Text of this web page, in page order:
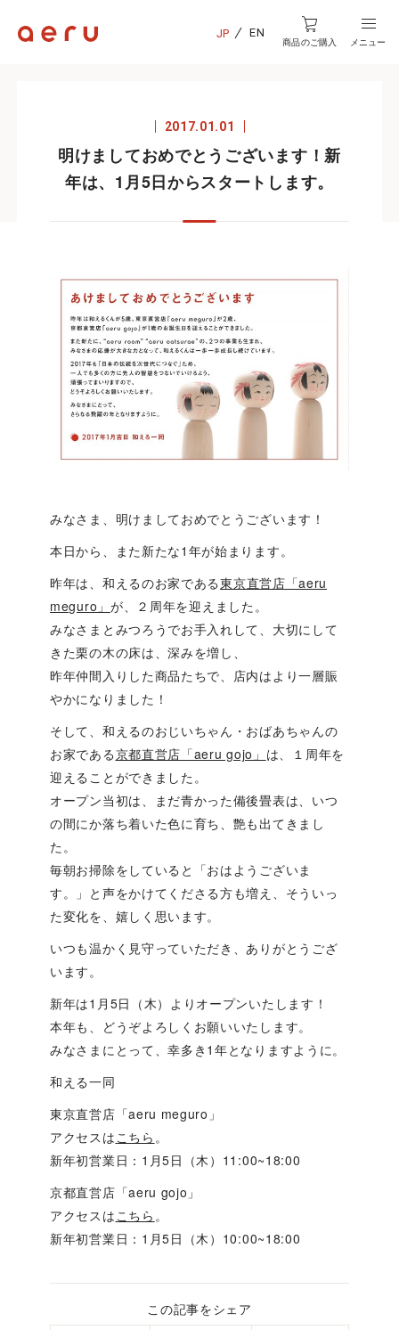
JP EN
商品のご購入 メニュー
2017.01.01
明けましておめでとうございます！新
年は、1月5日からスタートします。
みなさま、明けましておめでとうございます！
本日から、また新たな1年が始まります。
昨年は、和えるのお家である東京直営店「aeru
meguro」 が、２周年を迎えました。
みなさまとみつろうでお手入れして、大切にして
きた栗の木の床は、深みを増し、
昨年仲間入りした商品たちで、店内はより一層賑
やかになりました！
そして、和えるのおじいちゃん・おばあちゃんの
お家である京都直営店「aeru gojo」 は、１周年を
迎えることができました。
オープン当初は、まだ青かった備後畳表は、いつ
の間にか落ち着いた色に育ち、艶も出てきまし
た。
毎朝お掃除をしていると「おはようございま
す。」と声をかけてくださる方も増え、そういっ
た変化を、嬉しく思います。
いつも温かく見守っていただき、ありがとうござ
います。
新年は1月5日（木）よりオープンいたします！
本年も、どうぞよろしくお願いいたします。
みなさまにとって、幸多き1年となりますように。
和える一同
東京直営店「aeru meguro」
アクセスは こちら 。
新年初営業日：1月5日（木）11:00~18:00
京都直営店「aeru gojo」
アクセスは こちら 。
新年初営業日：1月5日（木）10:00~18:00
この記事をシェア